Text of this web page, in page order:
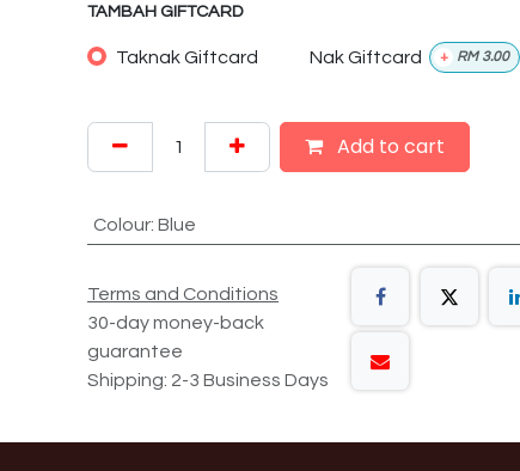
TAMBAH GIFTCARD
Taknak Giftcard Nak Giftcard + RM 3.00
Add to cart
Colour: Blue
Terms and Conditions
30-day money-back
guarantee
Shipping: 2-3 Business Days